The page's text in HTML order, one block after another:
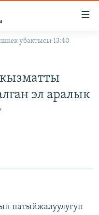
убактысы 13:40
эл аралык
натыйжалуулугун